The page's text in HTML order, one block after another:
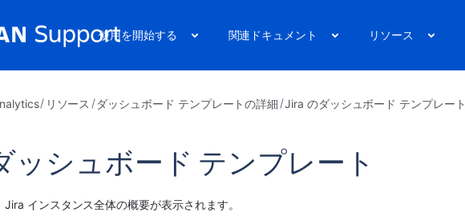
使用を開始する 関連ドキュメント リソース
リソース ダッシュボード テンプレートの詳細 Jira のダッシュボード テンプレート
ッシュボード テンプレート
インスタンス全体の概要が表示されます。